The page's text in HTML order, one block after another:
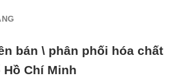
bán \ phân phối hóa chất
Chí Minh